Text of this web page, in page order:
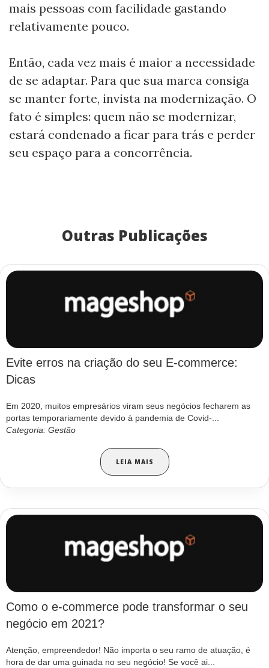
mais pessoas com facilidade gastando
relativamente pouco.
Então, cada vez mais é maior a necessidade
de se adaptar. Para que sua marca consiga
se manter forte, invista na modernização. O
fato é simples: quem não se modernizar,
estará condenado a ficar para trás e perder
seu espaço para a concorrência.
Outras Publicações
Evite erros na criação do seu E-commerce:
Dicas
Em 2020, muitos empresários viram seus negócios fecharem as
portas temporariamente devido à pandemia de Covid-...
Categoria: Gestão
LEIA MAIS
Como o e-commerce pode transformar o seu
negócio em 2021?
Atenção, empreendedor! Não importa o seu ramo de atuação, é
hora de dar uma guinada no seu negócio! Se você ai...